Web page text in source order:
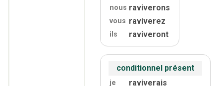
nous raviverons
vous raviverez
ils raviveront
conditionnel présent
je raviverais